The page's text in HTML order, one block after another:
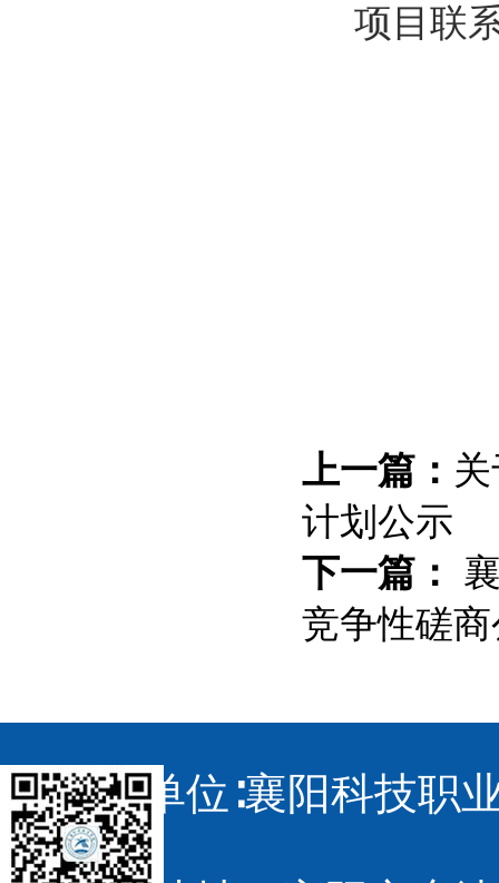
项目联
上一篇：
计划公示
下一篇：
竞争性磋
主办单位∶襄阳科技